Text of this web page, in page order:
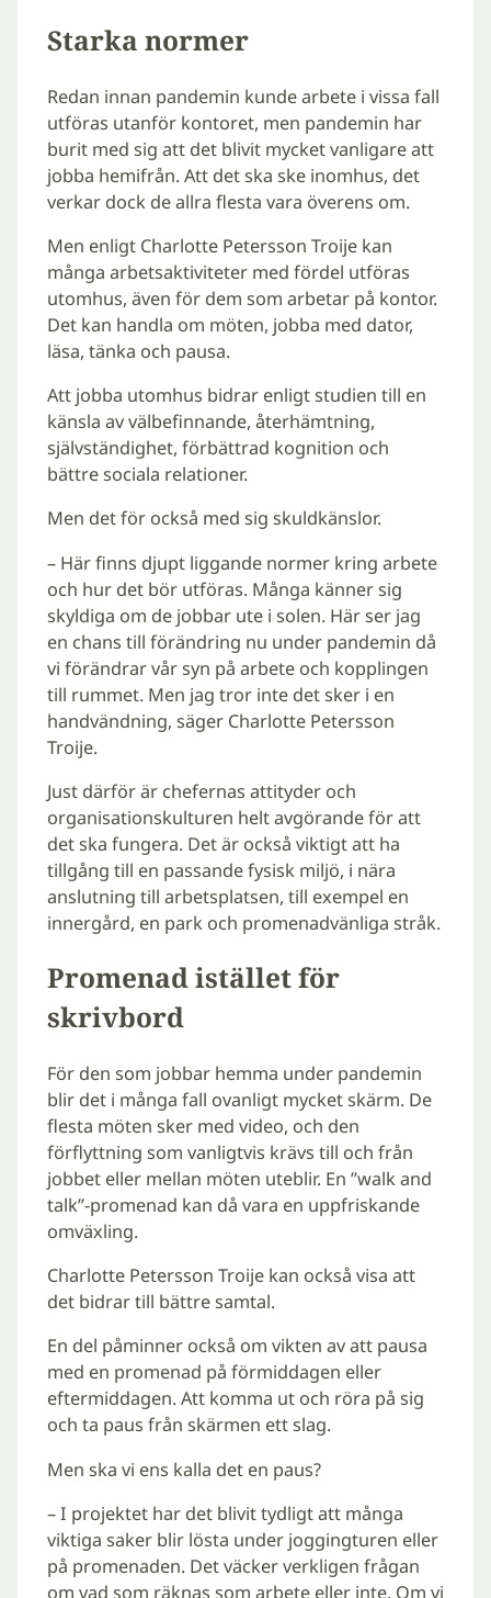
Starka normer
Redan innan pandemin kunde arbete i vissa fall
utföras utanför kontoret, men pandemin har
burit med sig att det blivit mycket vanligare att
jobba hemifrån. Att det ska ske inomhus, det
verkar dock de allra flesta vara överens om.
Men enligt Charlotte Petersson Troije kan
många arbetsaktiviteter med fördel utföras
utomhus, även för dem som arbetar på kontor.
Det kan handla om möten, jobba med dator,
läsa, tänka och pausa.
Att jobba utomhus bidrar enligt studien till en
känsla av välbefinnande, återhämtning,
självständighet, förbättrad kognition och
bättre sociala relationer.
Men det för också med sig skuldkänslor.
– Här finns djupt liggande normer kring arbete
och hur det bör utföras. Många känner sig
skyldiga om de jobbar ute i solen. Här ser jag
en chans till förändring nu under pandemin då
vi förändrar vår syn på arbete och kopplingen
till rummet. Men jag tror inte det sker i en
handvändning, säger Charlotte Petersson
Troije.
Just därför är chefernas attityder och
organisationskulturen helt avgörande för att
det ska fungera. Det är också viktigt att ha
tillgång till en passande fysisk miljö, i nära
anslutning till arbetsplatsen, till exempel en
innergård, en park och promenadvänliga stråk.
Promenad istället för
skrivbord
För den som jobbar hemma under pandemin
blir det i många fall ovanligt mycket skärm. De
flesta möten sker med video, och den
förflyttning som vanligtvis krävs till och från
jobbet eller mellan möten uteblir. En ”walk and
talk”-promenad kan då vara en uppfriskande
omväxling.
Charlotte Petersson Troije kan också visa att
det bidrar till bättre samtal.
En del påminner också om vikten av att pausa
med en promenad på förmiddagen eller
eftermiddagen. Att komma ut och röra på sig
och ta paus från skärmen ett slag.
Men ska vi ens kalla det en paus?
– I projektet har det blivit tydligt att många
viktiga saker blir lösta under joggingturen eller
på promenaden. Det väcker verkligen frågan
om vad som räknas som arbete eller inte. Om vi